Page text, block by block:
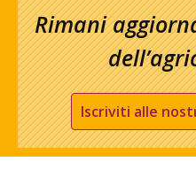
Rimani
Iscriviti alle